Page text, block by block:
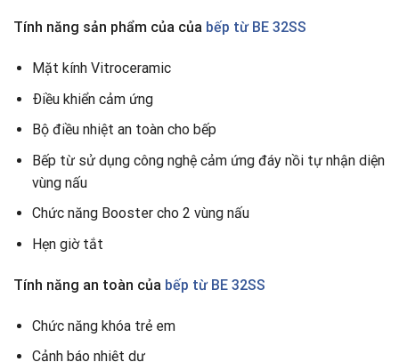
Tính năng sản phẩm của của bếp từ BE 32SS
Mặt kính Vitroceramic
Ðiều khiển cảm ứng
Bộ điều nhiệt an toàn cho bếp
Bếp từ sử dụng công nghệ cảm ứng đáy nồi tự nhận diện
vùng nấu
Chức năng Booster cho 2 vùng nấu
Hẹn giờ tắt
Tính năng an toàn của bếp từ BE 32SS
Chức năng khóa trẻ em
Cảnh báo nhiệt dư